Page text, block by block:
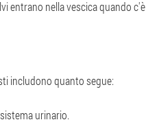
entrano nella vescica quando c'è
includono quanto segue:
urinario.